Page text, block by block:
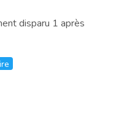
disparu 1 après